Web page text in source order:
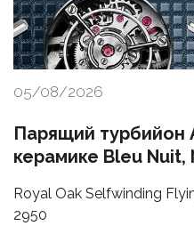
05/08/2026
Парящий турбийон
керамике Bleu Nuit,
Royal Oak Selfwinding
2950